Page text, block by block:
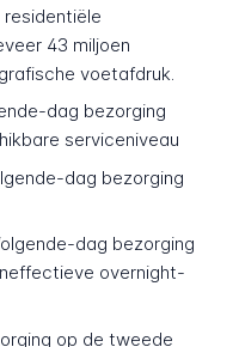
43 miljoen
voetafdruk.
dag bezorging
serviceniveau
dag bezorging
dag bezorging
overnight-
op de tweede